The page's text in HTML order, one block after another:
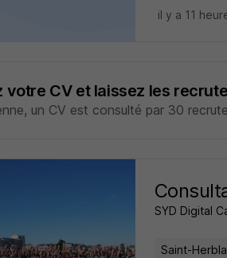
il y a 11
votre CV et laissez les
un CV est consulté par 30
SYD Digital
Saint-